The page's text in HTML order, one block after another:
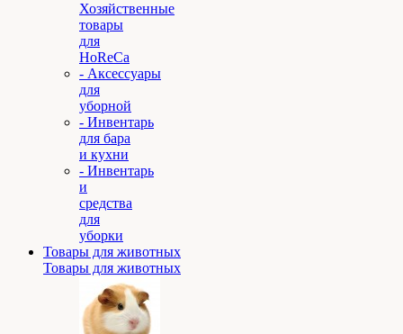
Хозяйственные
товары
для
HoReCa
- Аксессуары
для
уборной
- Инвентарь
для бара
и кухни
- Инвентарь
и
средства
для
уборки
Товары для животных
Товары для животных